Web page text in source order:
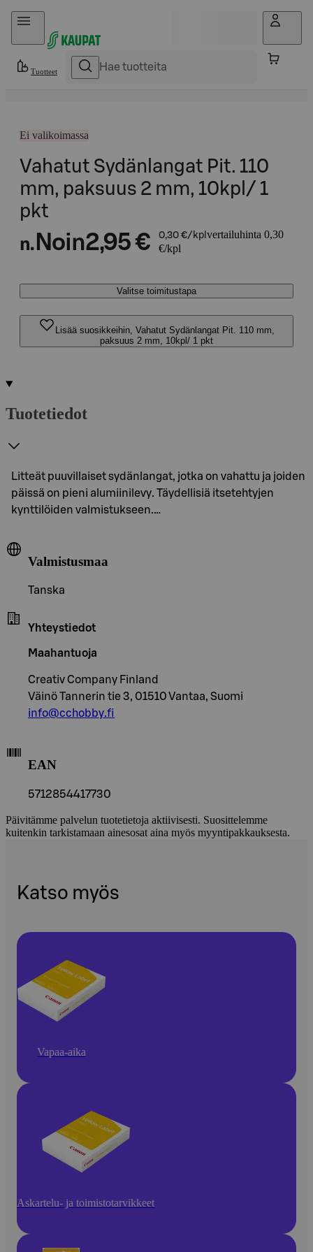
Hyppää sisältöön
Tuotteet
Ei valikoimassa
Vahatut Sydänlangat Pit. 110
mm, paksuus 2 mm, 10kpl/ 1
pkt
n. Noin2,95 € 0,30 €/kpl vertailuhinta 0,30
€/kpl
Valitse toimitustapa
Lisää suosikkeihin, Vahatut Sydänlangat Pit. 110 mm,
paksuus 2 mm, 10kpl/ 1 pkt
Tuotetiedot
Litteät puuvillaiset sydänlangat, jotka on vahattu ja joiden
päissä on pieni alumiinilevy. Täydellisiä itsetehtyjen
kynttilöiden valmistukseen.…
Valmistusmaa
Tanska
Yhteystiedot
Maahantuoja
Creativ Company Finland
Väinö Tannerin tie 3, 01510 Vantaa, Suomi
info@cchobby.fi
EAN
5712854417730
Päivitämme palvelun tuotetietoja aktiivisesti. Suosittelemme
kuitenkin tarkistamaan ainesosat aina myös myyntipakkauksesta.
Katso myös
Vapaa-aika
Askartelu- ja toimistotarvikkeet